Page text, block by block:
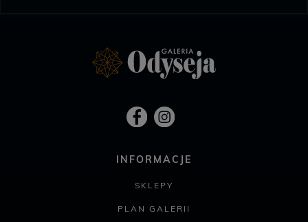
INFORMACJE
SKLEPY
PLAN GALERII